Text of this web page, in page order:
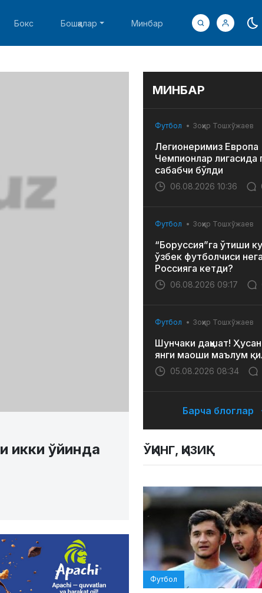
Бокс Бошқалар Минбар
икки ўйинда
МИНБАР
Футбол Зоҳир Тошхўжаев
Легионеримиз Европа
Чемпионлар лигасида
сабабчи бўлди
06.08.2026 10:36
Футбол Зоҳир Тошхўжаев
“Боруссия”га ўтиши
ўзбек футболчиси
Россияга кетди?
06.08.2026 09:17
Футбол Зоҳир Тошхўжаев
Шунчаки даҳшат!
янги маоши маълум
05.08.2026 08:34
Барча блоглар
ЎҚИНГ, ҚИЗИҚ!
Футбол